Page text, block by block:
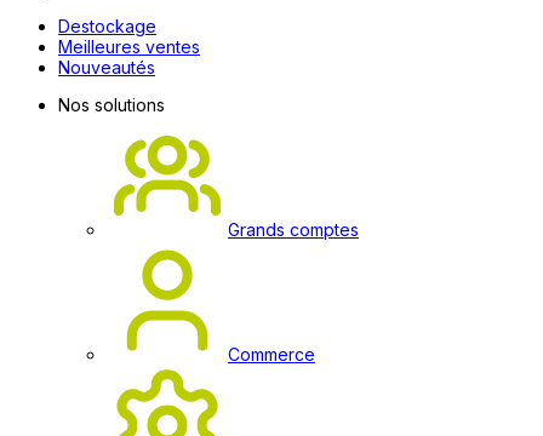
Destockage
Meilleures ventes
Nouveautés
Nos solutions
Grands comptes
Commerce